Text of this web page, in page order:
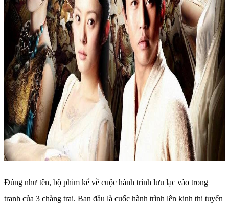
Đúng như tên, bộ phim kể về cuộc hành trình lưu lạc vào trong
tranh của 3 chàng trai. Ban đầu là cuốc hành trình lên kinh thi tuyển